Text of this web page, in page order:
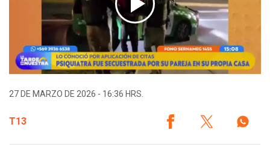
27 DE MARZO DE 2026 - 16:36 HRS.
T13